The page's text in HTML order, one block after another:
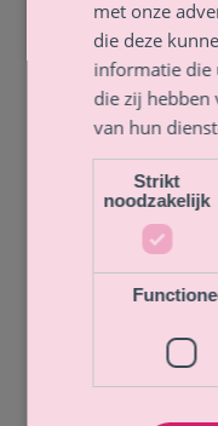
met pijn of andere
opgewekt
met onze
die deze
informatie die
die zij
van hun
Strikt
noodzakelijk